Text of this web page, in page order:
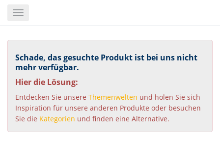
content
Toggle
Schade, das gesuchte Produkt ist bei uns nicht
mehr verfügbar.
Hier die Lösung:
Entdecken Sie unsere Themenwelten und holen Sie sich
Inspiration für unsere anderen Produkte oder besuchen
Sie die Kategorien und finden eine Alternative.